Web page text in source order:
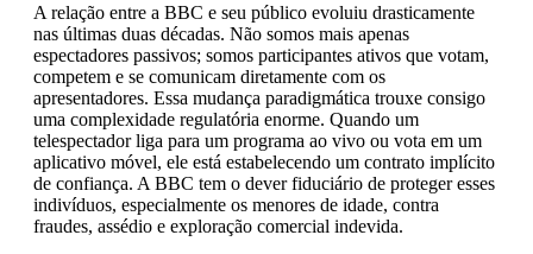
A relação entre a BBC e seu público evoluiu drasticamente
nas últimas duas décadas. Não somos mais apenas
espectadores passivos; somos participantes ativos que votam,
competem e se comunicam diretamente com os
apresentadores. Essa mudança paradigmática trouxe consigo
uma complexidade regulatória enorme. Quando um
telespectador liga para um programa ao vivo ou vota em um
aplicativo móvel, ele está estabelecendo um contrato implícito
de confiança. A BBC tem o dever fiduciário de proteger esses
indivíduos, especialmente os menores de idade, contra
fraudes, assédio e exploração comercial indevida.